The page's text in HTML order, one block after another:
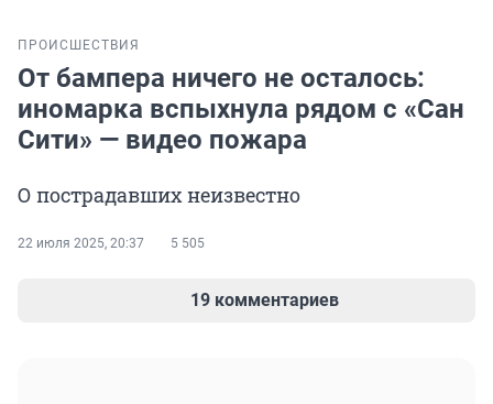
ПРОИСШЕСТВИЯ
От бампера ничего не осталось:
иномарка вспыхнула рядом с «Сан
Сити» — видео пожара
О пострадавших неизвестно
22 июля 2025, 20:37 5 505
19 комментариев